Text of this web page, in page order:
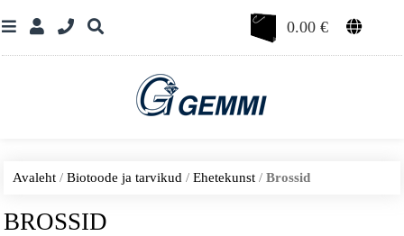
0.00€
Avaleht /Biotoode ja tarvikud /Ehetekunst /Brossid
BROSSID